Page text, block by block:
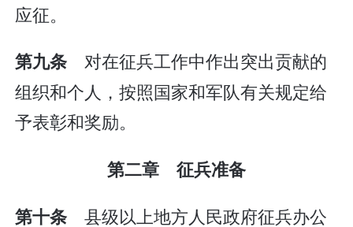
应征。
第九条 对在征兵工作中作出突出贡献的
组织和个人，按照国家和军队有关规定给
予表彰和奖励。
第二章 征兵准备
第十条 县级以上地方人民政府征兵办公